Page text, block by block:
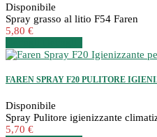
Disponibile
Spray grasso al litio F54 Faren
5,80 €
FAREN SPRAY F20 PULITORE
Disponibile
Spray Pulitore igienizzante
5,70 €